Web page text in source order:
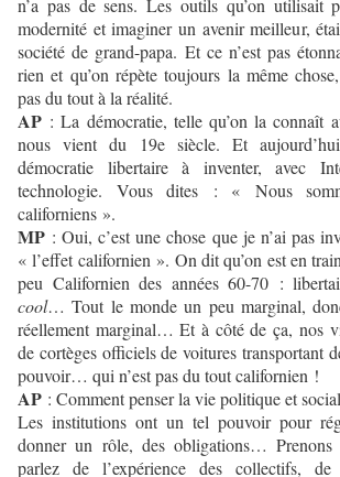
n’a pas de sens. Les outils qu’on utilisait
modernité et imaginer un avenir meilleur,
société de grand-papa. Et ce n’est pas
rien et qu’on répète toujours la même
pas du tout à la réalité.
AP : La démocratie, telle qu’on la connaît
nous vient du 19e siècle. Et
démocratie libertaire à inventer, avec
technologie. Vous dites : « Nous
californiens ».
MP : Oui, c’est une chose que je n’ai pas
« l’effet californien ». On dit qu’on est en
peu Californien des années 60-70 :
cool… Tout le monde un peu marginal,
réellement marginal… Et à côté de ça, nos
de cortèges officiels de voitures transportant
pouvoir… qui n’est pas du tout californien !
AP : Comment penser la vie politique et
Les institutions ont un tel pouvoir pour
donner un rôle, des obligations… Prenons
parlez de l’expérience des collectifs, de